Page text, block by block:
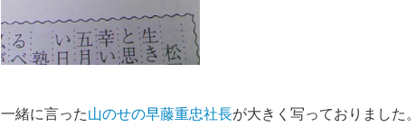
一緒に言った山のせの早藤重忠社長が大きく写っておりました